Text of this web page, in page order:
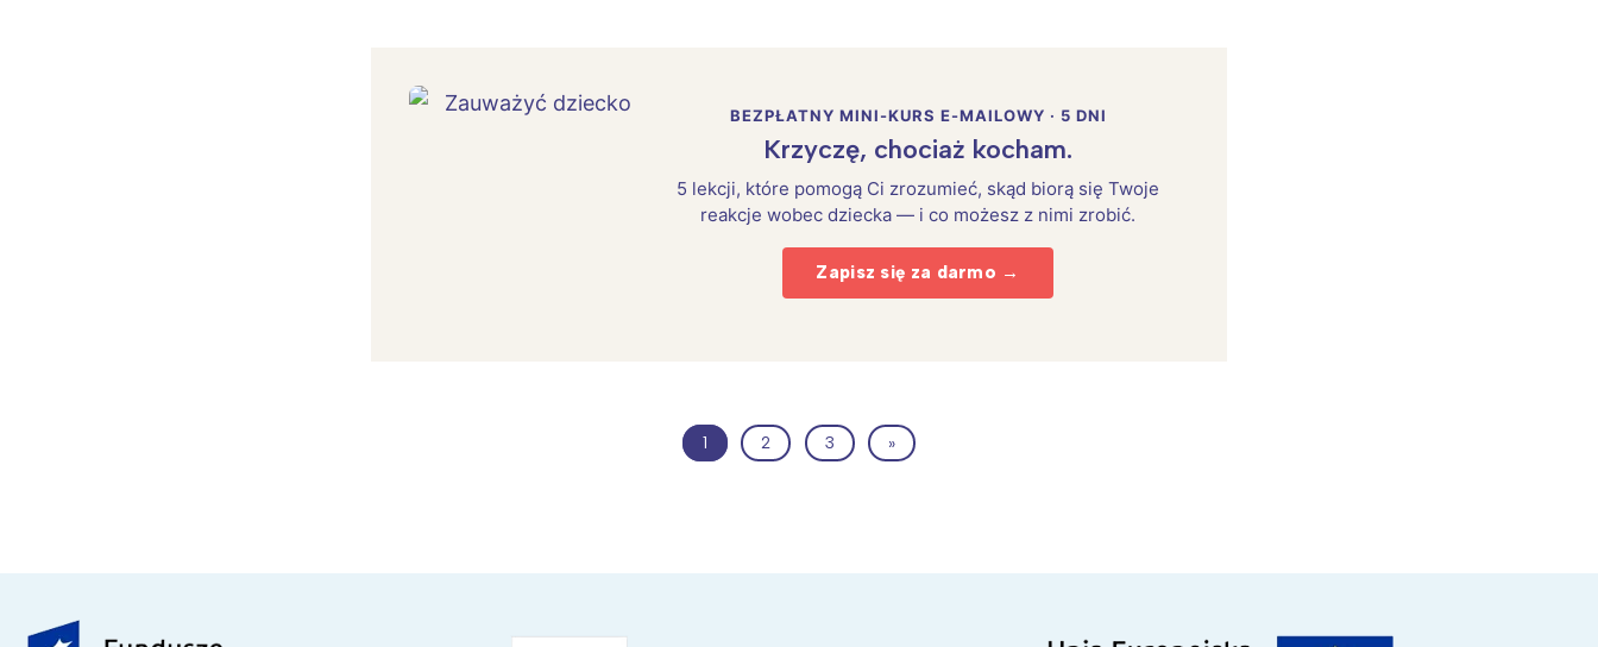
BEZPŁATNY MINI-KURS E-MAILOWY · 5 DNI
Krzyczę, chociaż kocham.
5 lekcji, które pomogą Ci zrozumieć, skąd biorą się Twoje
reakcje wobec dziecka — i co możesz z nimi zrobić.
Zapisz się za darmo →
1 2 3 »